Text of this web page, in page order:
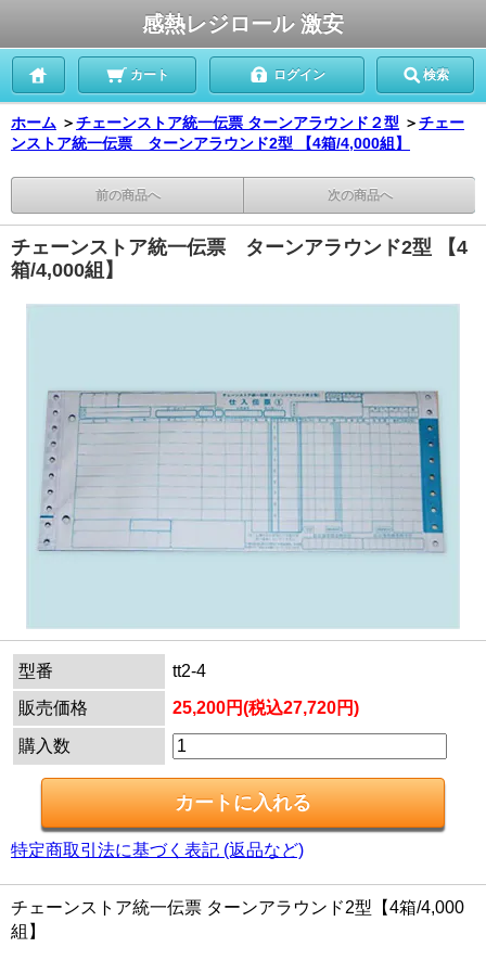
感熱レジロール 激安
カート ログイン 検索
ホーム ＞チェーンストア統一伝票 ターンアラウンド２型 ＞チェー
ンストア統一伝票 ターンアラウンド2型 【4箱/4,000組】
前の商品へ 次の商品へ
チェーンストア統一伝票 ターンアラウンド2型 【4
箱/4,000組】
型番
tt2-4
販売価格
25,200円(税込27,720円)
購入数
特定商取引法に基づく表記 (返品など)
チェーンストア統一伝票 ターンアラウンド2型【4箱/4,000
組】